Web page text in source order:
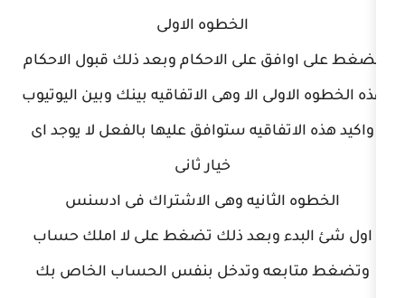
على الاحكام وبعد ذلك قبول الاحكام
الا وهى الاتفاقيه بينك وبين اليوتيوب
ستوافق عليها بالفعل لا يوجد اى
وهى الاشتراك فى ادسنس
وبعد ذلك تضغط على لا املك حساب
وتدخل بنفس الحساب الخاص بك